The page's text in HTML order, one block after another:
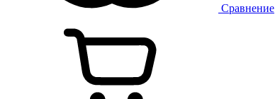
Сравнение